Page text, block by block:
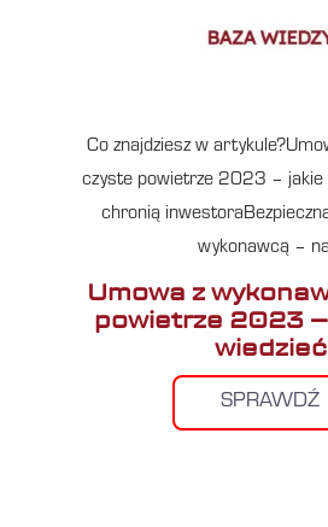
Co znajdziesz w
czyste powietrze 2023 – jakie
chronią
wykonawcą –
Umowa z
powietrze 2023
wiedzieć
SPRAWDŹ